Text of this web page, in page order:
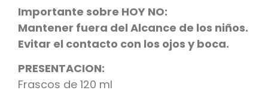
Importante sobre HOY NO:
Mantener fuera del Alcance de los niños.
Evitar el contacto con los ojos y boca.
PRESENTACION:
Frascos de 120 ml